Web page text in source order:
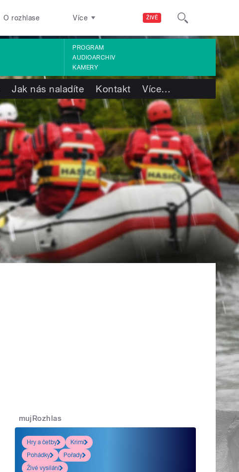
ŽIVĚ
O rozhlase Více
PROGRAM
AUDIOARCHIV
KAMERY
Jak nás naladíte Kontakt Více…
mujRozhlas
Hry a četby
Krimi
Pohádky
Pořady
Živé vysílání